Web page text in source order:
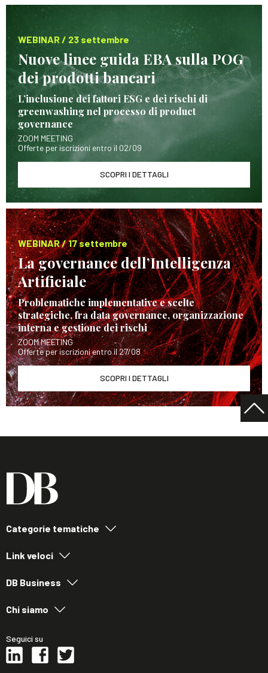
WEBINAR / 23 settembre
Nuove linee guida EBA sulla POG
dei prodotti bancari
L’inclusione dei fattori ESG e dei rischi di
greenwashing nel processo di product
governance
ZOOM MEETING
Offerte per iscrizioni entro il 02/09
SCOPRI I DETTAGLI
WEBINAR / 17 settembre
La governance dell’Intelligenza
Artificiale
Problematiche implementative e scelte
strategiche, fra data governance, organizzazione
interna e gestione dei rischi
ZOOM MEETING
Offerte per iscrizioni entro il 27/08
SCOPRI I DETTAGLI
Categorie tematiche
Link veloci
DB Business
Chi siamo
Seguici su